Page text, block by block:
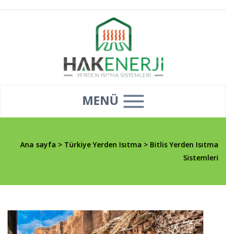
MENÜ
Ana sayfa > Türkiye Yerden Isıtma > Bitlis Yerden Isıtma
Sistemleri